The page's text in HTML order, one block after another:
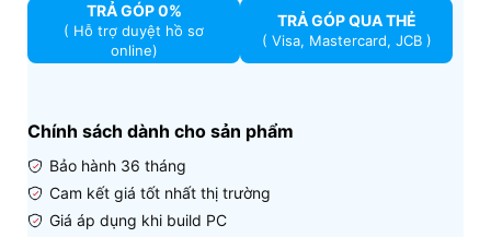
TRẢ GÓP 0%
( Hỗ trợ duyệt hồ sơ
online)
TRẢ GÓP QUA THẺ
( Visa, Mastercard, JCB )
Chính sách dành cho sản phẩm
Bảo hành 36 tháng
Cam kết giá tốt nhất thị trường
Giá áp dụng khi build PC